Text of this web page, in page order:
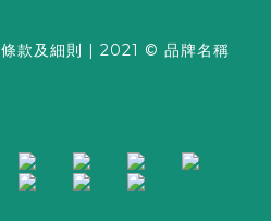
條款及細則 | 2021 © 品牌名稱